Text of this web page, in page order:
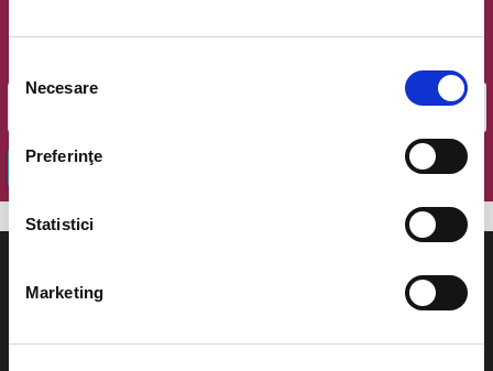
consimțământului
Necesare
Preferinţe
Statistici
Marketing
OK